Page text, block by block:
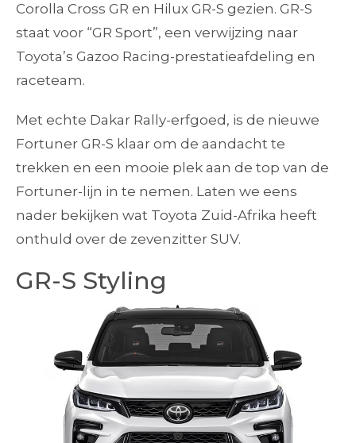
Corolla Cross GR en Hilux GR-S gezien. GR-S
staat voor “GR Sport”, een verwijzing naar
Toyota’s Gazoo Racing-prestatieafdeling en
raceteam.
Met echte Dakar Rally-erfgoed, is de nieuwe
Fortuner GR-S klaar om de aandacht te
trekken en een mooie plek aan de top van de
Fortuner-lijn in te nemen. Laten we eens
nader bekijken wat Toyota Zuid-Afrika heeft
onthuld over de zevenzitter SUV.
GR-S Styling